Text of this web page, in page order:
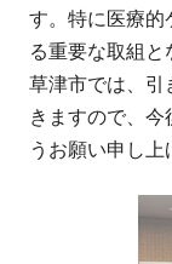
す。特に医療的
る重要な取組と
草津市では、引
きますので、
うお願い申し上